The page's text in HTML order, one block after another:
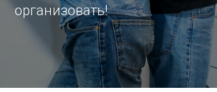
организовать!